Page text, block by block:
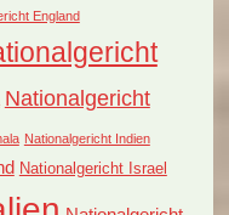
England
Nationalgericht
Nationalgericht Indien
Nationalgericht Israel